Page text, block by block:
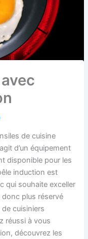
de cuisine
d’un équipement
disponible pour les
induction est
qui souhaite exceller
donc plus réservé
cuisiniers
réussi à vous
découvrez les